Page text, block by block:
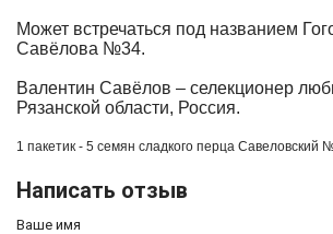
Может встречаться под названием
Савёлова №34.
Валентин Савёлов – селекционер
Рязанской области, Россия.
1 пакетик - 5 семян сладкого перца Савеловский
Написать отзыв
Ваше имя